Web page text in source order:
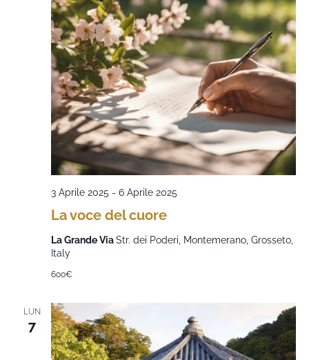
La voce del cuore
3 Aprile 2025 - 6 Aprile 2025
La Grande ViaStr. dei Poderi, Montemerano, Grosseto,
Italy
600€
LUN
7